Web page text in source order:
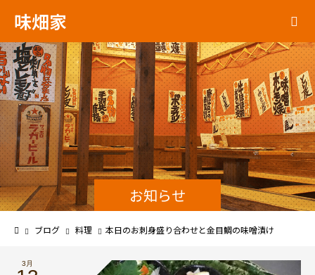
味畑家
お知らせ
ブログ 料理 本日のお刺身盛り合わせと金目鯛の味噌漬け
3月